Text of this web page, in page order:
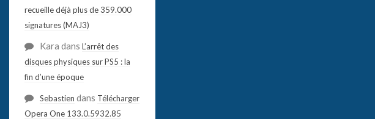
recueille déjà plus de 359.000
signatures (MAJ3)
Kara dans L’arrêt des
disques physiques sur PS5 : la
fin d’une époque
Sebastien dans Télécharger
Opera One 133.0.5932.85